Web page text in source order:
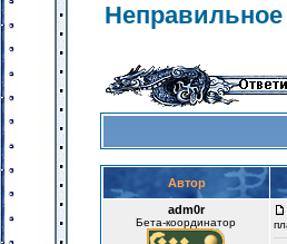
Неправильное
Автор
adm0r
Бета-координатор